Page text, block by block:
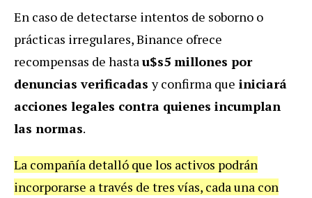
En caso de detectarse intentos de soborno o
prácticas irregulares, Binance ofrece
recompensas de hastau$s5 millones por
denuncias verificadasy confirma que iniciará
acciones legales contra quienes incumplan
las normas.
La compañía detalló que los activos podrán
incorporarse a través de tres vías, cada una con